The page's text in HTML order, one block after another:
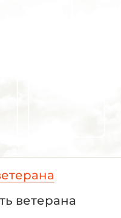
ветерана